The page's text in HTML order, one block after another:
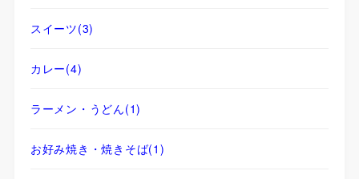
スイーツ(3)
カレー(4)
ラーメン・うどん(1)
お好み焼き・焼きそば(1)